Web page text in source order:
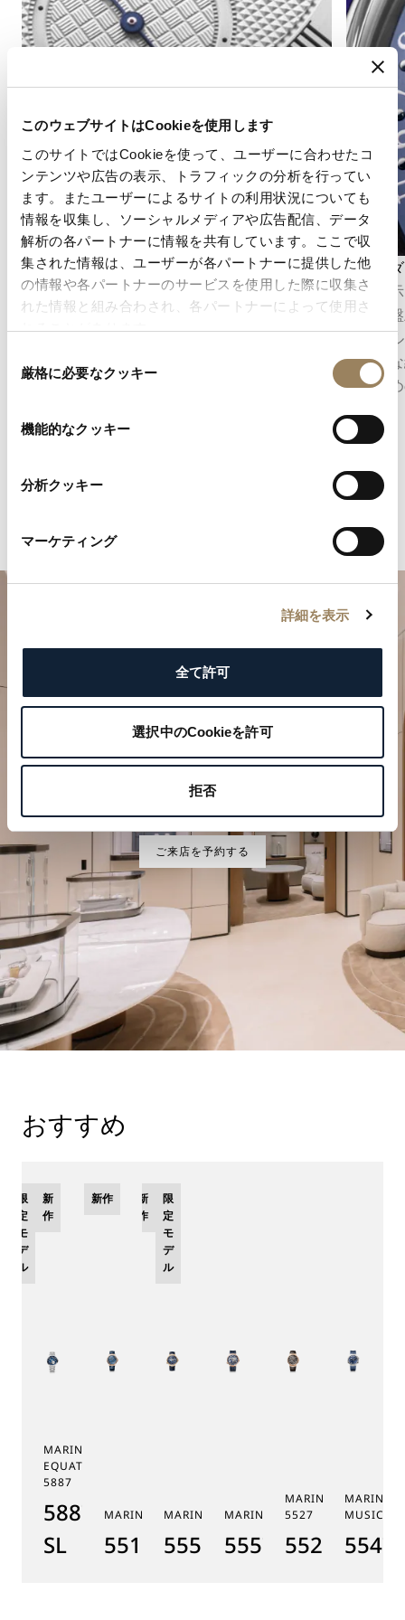
このウェブサイトはCookieを使用します
このサイトではCookieを使って、ユーザーに合わせたコ
ンテンツや広告の表示、トラフィックの分析を行ってい
ます。またユーザーによるサイトの利用状況についても
情報を収集し、ソーシャルメディアや広告配信、データ
解析の各パートナーに情報を共有しています。ここで収
集された情報は、ユーザーが各パートナーに提供した他
の情報や各パートナーのサービスを使用した際に収集さ
れた情報と組み合わされ、各パートナーによって使用さ
れることがあります。
厳格に必要なクッキー
機能的なクッキー
分析クッキー
マーケティング
詳細を表示
全て許可
選択中のCookieを許可
拒否
秒表示
秒表示は、時の流れを正確に把握することを可
能にします。ムーブメントの構造に応じて、セ
ンターセコンドとして表示される場合もあれ
ば、文字盤のデザインに組み込まれたオフセン
ターのスモールセコンドとして表示される場合
カレン
日付表
て文字
シンプ
の精密
するた
特別なひとときを計画する
ブレゲの時計作品をぜひブティックでご覧ください。
ご来店を予約する
おすすめ
MARINE TOURBILLON
EQUATION MARCHANTE
5887
5887PT/YS/PW0
SL
限
定
モ
デ
ル
新
作
MARINE 5517
5517BR/Y2/9ZU
新作
MARINE HORA MUNDI 5555
5555BH/YS/9WV
新
作
限
定
モ
デ
ル
MARINE HORA MUNDI 5557
5557BR/YS/5WV
MARINE
5527
5527BR/
MARINE